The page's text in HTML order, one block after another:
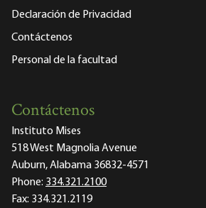
Declaración de Privacidad
Contáctenos
Personal de la facultad
Contáctenos
Instituto Mises
518 West Magnolia Avenue
Auburn, Alabama 36832-4571
Phone: 334.321.2100
Fax: 334.321.2119